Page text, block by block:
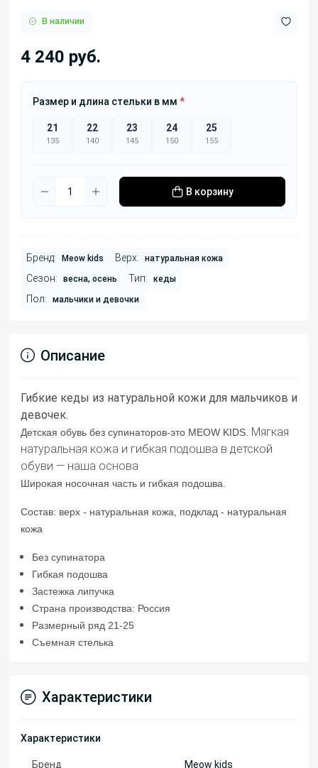
В наличии
4 240 руб.
Размер и длина стельки в мм *
21
135
22
140
23
145
24
150
25
155
В корзину
Бренд: Meow kids Верх: натуральная кожа
Сезон: весна, осень Тип: кеды
Пол: мальчики и девочки
Описание
Гибкие кеды из натуральной кожи для мальчиков и
девочек.
Детская обувь без супинаторов-это MEOW KIDS. Мягкая
натуральная кожа и гибкая подошва в детской
обуви — наша основа
Широкая носочная часть и гибкая подошва.
Состав: верх - натуральная кожа, подклад - натуральная
кожа
Без супинатора
Гибкая подошва
Застежка липучка
Страна производства: Россия
Размерный ряд 21-25
Съемная стелька
Характеристики
Характеристики
Бренд Meow kids